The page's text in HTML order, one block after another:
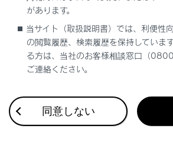
VICS・交通情報
付録
ナビゲーション設定
このページは役に立ちましたか？
があります。
当サイト（取扱説明書）では、利便性
の閲覧履歴、検索履歴を保持していま
る方は、当社のお客様相談窓口（
ご連絡ください。
同意しない